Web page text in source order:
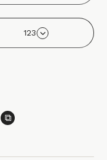
123
⧉